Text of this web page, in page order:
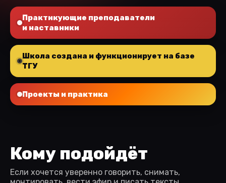
Практикующие преподаватели
и наставники
Школа создана и функционирует на базе
ТГУ
Проекты и практика
Кому подойдёт
Если хочется уверенно говорить, снимать,